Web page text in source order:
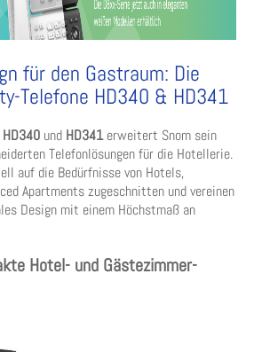
für den Gastraum: Die
Telefone HD340 & HD341
HD340 und HD341erweitert Snom sein
Telefonlösungen für die Hotellerie.
auf die Bedürfnisse von Hotels,
Apartments zugeschnitten und vereinen
Design mit einem Höchstmaß an
Hotel- und Gästezimmer-